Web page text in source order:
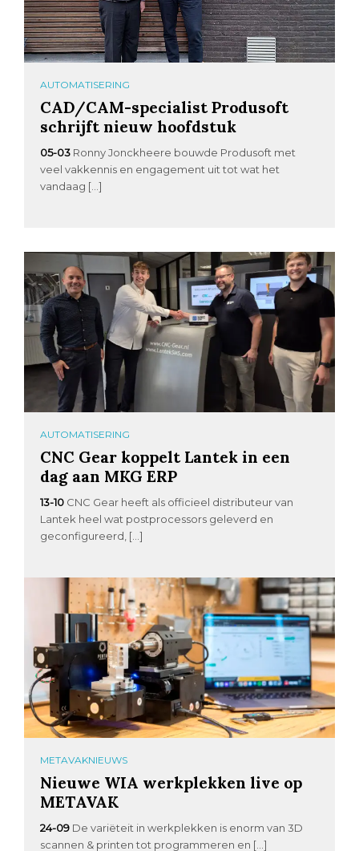
AUTOMATISERING
CAD/CAM-specialist Produsoft
schrijft nieuw hoofdstuk
05-03 Ronny Jonckheere bouwde Produsoft met
veel vakkennis en engagement uit tot wat het
vandaag […]
AUTOMATISERING
CNC Gear koppelt Lantek in een
dag aan MKG ERP
13-10 CNC Gear heeft als officieel distributeur van
Lantek heel wat postprocessors geleverd en
geconfigureerd, […]
METAVAKNIEUWS
Nieuwe WIA werkplekken live op
METAVAK
24-09 De variëteit in werkplekken is enorm van 3D
scannen & printen tot programmeren en […]